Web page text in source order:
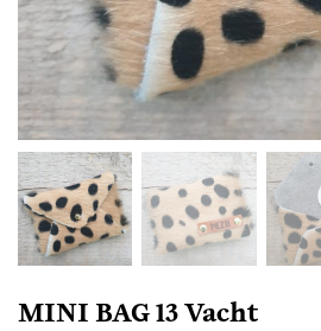
MINI BAG 13 Vacht